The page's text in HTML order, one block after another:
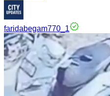
faridabegam770_1